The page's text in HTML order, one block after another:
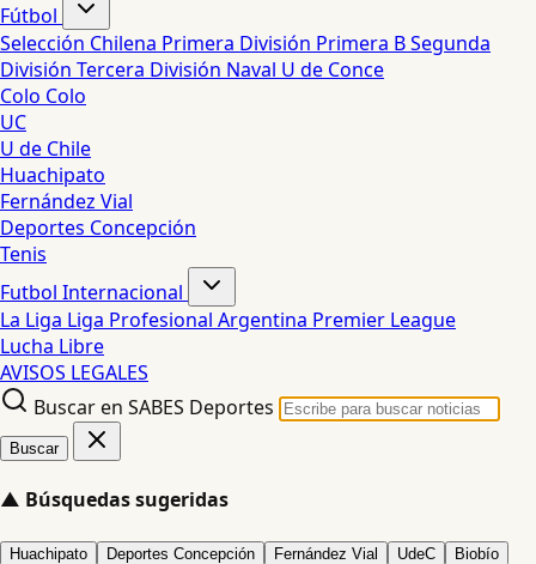
Fútbol
Selección Chilena Primera División Primera BSegunda
División Tercera División Naval U de Conce
Colo Colo
UC
U de Chile
Huachipato
Fernández Vial
Deportes Concepción
Tenis
Futbol Internacional
La Liga Liga Profesional Argentina Premier League
Lucha Libre
AVISOS LEGALES
Buscar en SABES Deportes
Buscar
▲ Búsquedas sugeridas
Huachipato Deportes Concepción Fernández Vial UdeC Biobío